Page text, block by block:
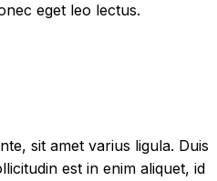
eget leo lectus.
sit amet varius ligula. Duis
est in enim aliquet, id